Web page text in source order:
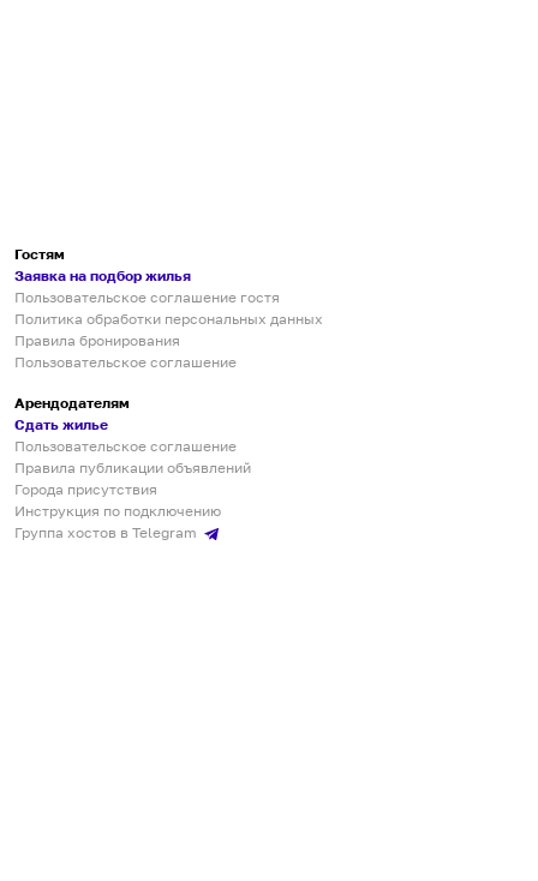
Гостям
Заявка на подбор жилья
Пользовательское соглашение гостя
Политика обработки персональных данных
Правила бронирования
Пользовательское соглашение
Арендодателям
Сдать жилье
Пользовательское соглашение
Правила публикации объявлений
Города присутствия
Инструкция по подключению
Группа хостов в Telegram